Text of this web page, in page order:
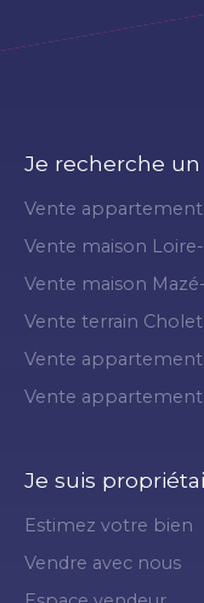
Je recherche un
Vente
Vente maison
Vente maison
Vente terrain
Vente appartement
Vente appartement
Je suis
Estimez votre bien
Vendre avec nous